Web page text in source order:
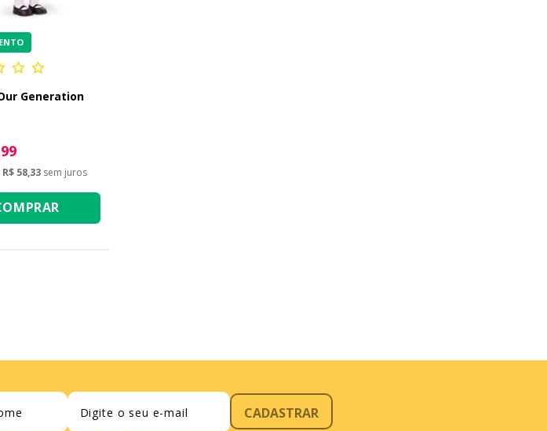
Generation
R$ 58,33 sem juros
CADASTRAR